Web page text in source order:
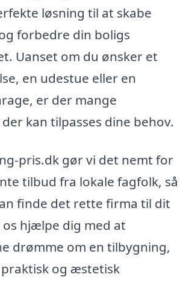
løsning til at skabe
forbedre din boligs
Uanset om du ønsker et
en udestue eller en
er der mange
kan tilpasses dine behov.
pris.dk gør vi det nemt for
tilbud fra lokale fagfolk, så
finde det rette firma til dit
hjælpe dig med at
drømme om en tilbygning,
og æstetisk